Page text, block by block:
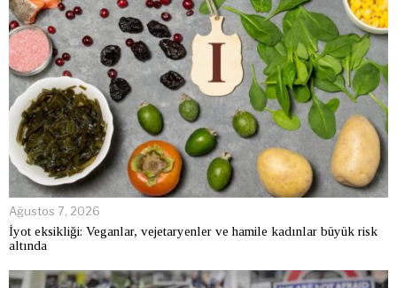
Ağustos 7, 2026
İyot eksikliği: Veganlar, vejetaryenler ve hamile kadınlar büyük risk
altında